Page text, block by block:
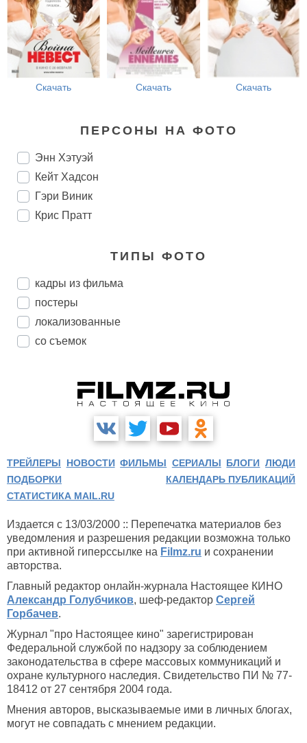
Скачать Скачать Скачать
ПЕРСОНЫ НА ФОТО
Энн Хэтуэй
Кейт Хадсон
Гэри Виник
Крис Пратт
ТИПЫ ФОТО
кадры из фильма
постеры
локализованные
со съемок
ТРЕЙЛЕРЫ НОВОСТИ ФИЛЬМЫ СЕРИАЛЫ БЛОГИ ЛЮДИ
ПОДБОРКИ
КАЛЕНДАРЬ ПУБЛИКАЦИЙ
СТАТИСТИКА MAIL.RU
Издается с 13/03/2000 :: Перепечатка материалов без
уведомления и разрешения редакции возможна только
при активной гиперссылке на Filmz.ru и сохранении
авторства.
Главный редактор онлайн-журнала Настоящее КИНО
Александр Голубчиков, шеф-редактор Сергей
Горбачев.
Журнал "про Настоящее кино" зарегистрирован
Федеральной службой по надзору за соблюдением
законодательства в сфере массовых коммуникаций и
охране культурного наследия. Свидетельство ПИ № 77-
18412 от 27 сентября 2004 года.
Мнения авторов, высказываемые ими в личных блогах,
могут не совпадать с мнением редакции.